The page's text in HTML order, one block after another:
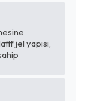
jel yapısı,